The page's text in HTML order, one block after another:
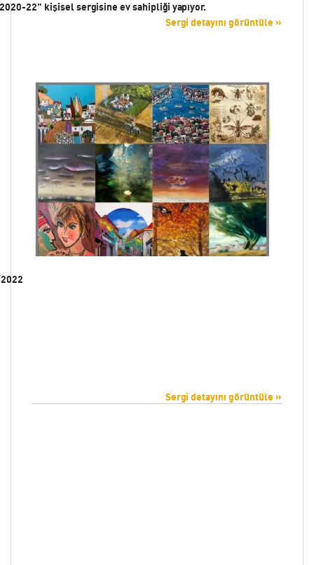
22" kişisel sergisine ev sahipliği yapıyor.
Sergi detayını görüntüle »
Sergi detayını görüntüle »